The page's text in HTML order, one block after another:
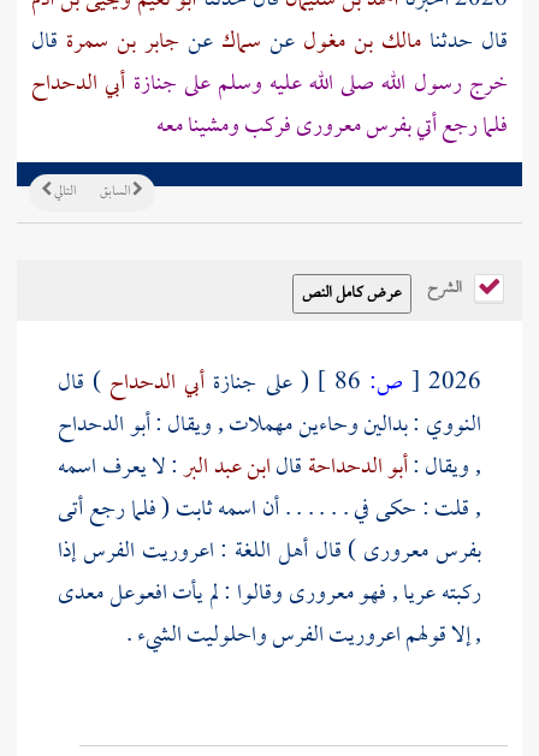
قال حدثنامالك بن مغول عن سماك عن جابر بن سمرة قال
خرج رسول الله صلى الله عليه وسلم على جنازة أبي الدحداح
فلما رجع أتي بفرس معرورى فركب ومشينا معه
التالي السابق
الشرح
2026
[ ص: ( على جنازة أبي الدحداح ) قال
النووي : بدالين وحاءين مهملات , ويقال :أبو الدحداح
, ويقال :أبو الدحداحةقالابن عبد البر: لا يعرف اسمه
, قلت : حكى في . . . . . . أن اسمهثابت( فلما رجع أتى
بفرس معرورى ) قال أهل اللغة : اعروريت الفرس إذا
ركبته عريا , فهو معرورى وقالوا : لم يأت افعوعل معدى
, إلا قولهم اعروريت الفرس واحلوليت الشيء .